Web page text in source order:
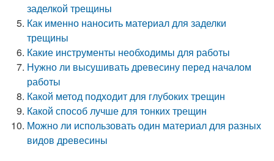
заделкой трещины
Как именно наносить материал для заделки
трещины
Какие инструменты необходимы для работы
Нужно ли высушивать древесину перед началом
работы
Какой метод подходит для глубоких трещин
Какой способ лучше для тонких трещин
Можно ли использовать один материал для разных
видов древесины